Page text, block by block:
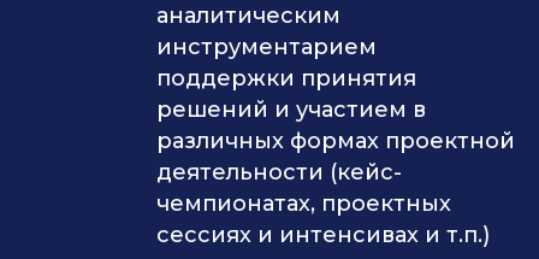
аналитическим
инструментарием
поддержки принятия
решений и участием в
различных формах проектной
деятельности (кейс-
чемпионатах, проектных
сессиях и интенсивах и т.п.)